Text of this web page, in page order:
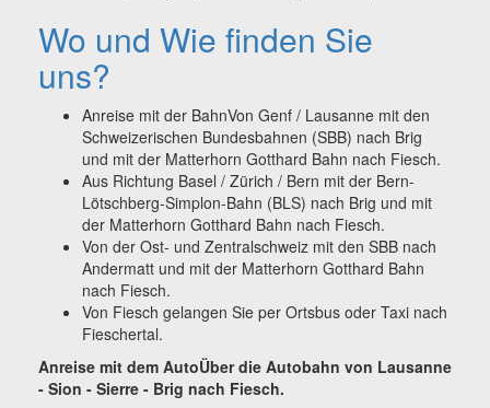
Wo und Wie finden Sie
uns?
Anreise mit der BahnVon Genf / Lausanne mit den
Schweizerischen Bundesbahnen (SBB) nach Brig
und mit der Matterhorn Gotthard Bahn nach Fiesch.
Aus Richtung Basel / Zürich / Bern mit der Bern-
Lötschberg-Simplon-Bahn (BLS) nach Brig und mit
der Matterhorn Gotthard Bahn nach Fiesch.
Von der Ost- und Zentralschweiz mit den SBB nach
Andermatt und mit der Matterhorn Gotthard Bahn
nach Fiesch.
Von Fiesch gelangen Sie per Ortsbus oder Taxi nach
Fieschertal.
Anreise mit dem AutoÜber die Autobahn von Lausanne
- Sion - Sierre - Brig nach Fiesch.